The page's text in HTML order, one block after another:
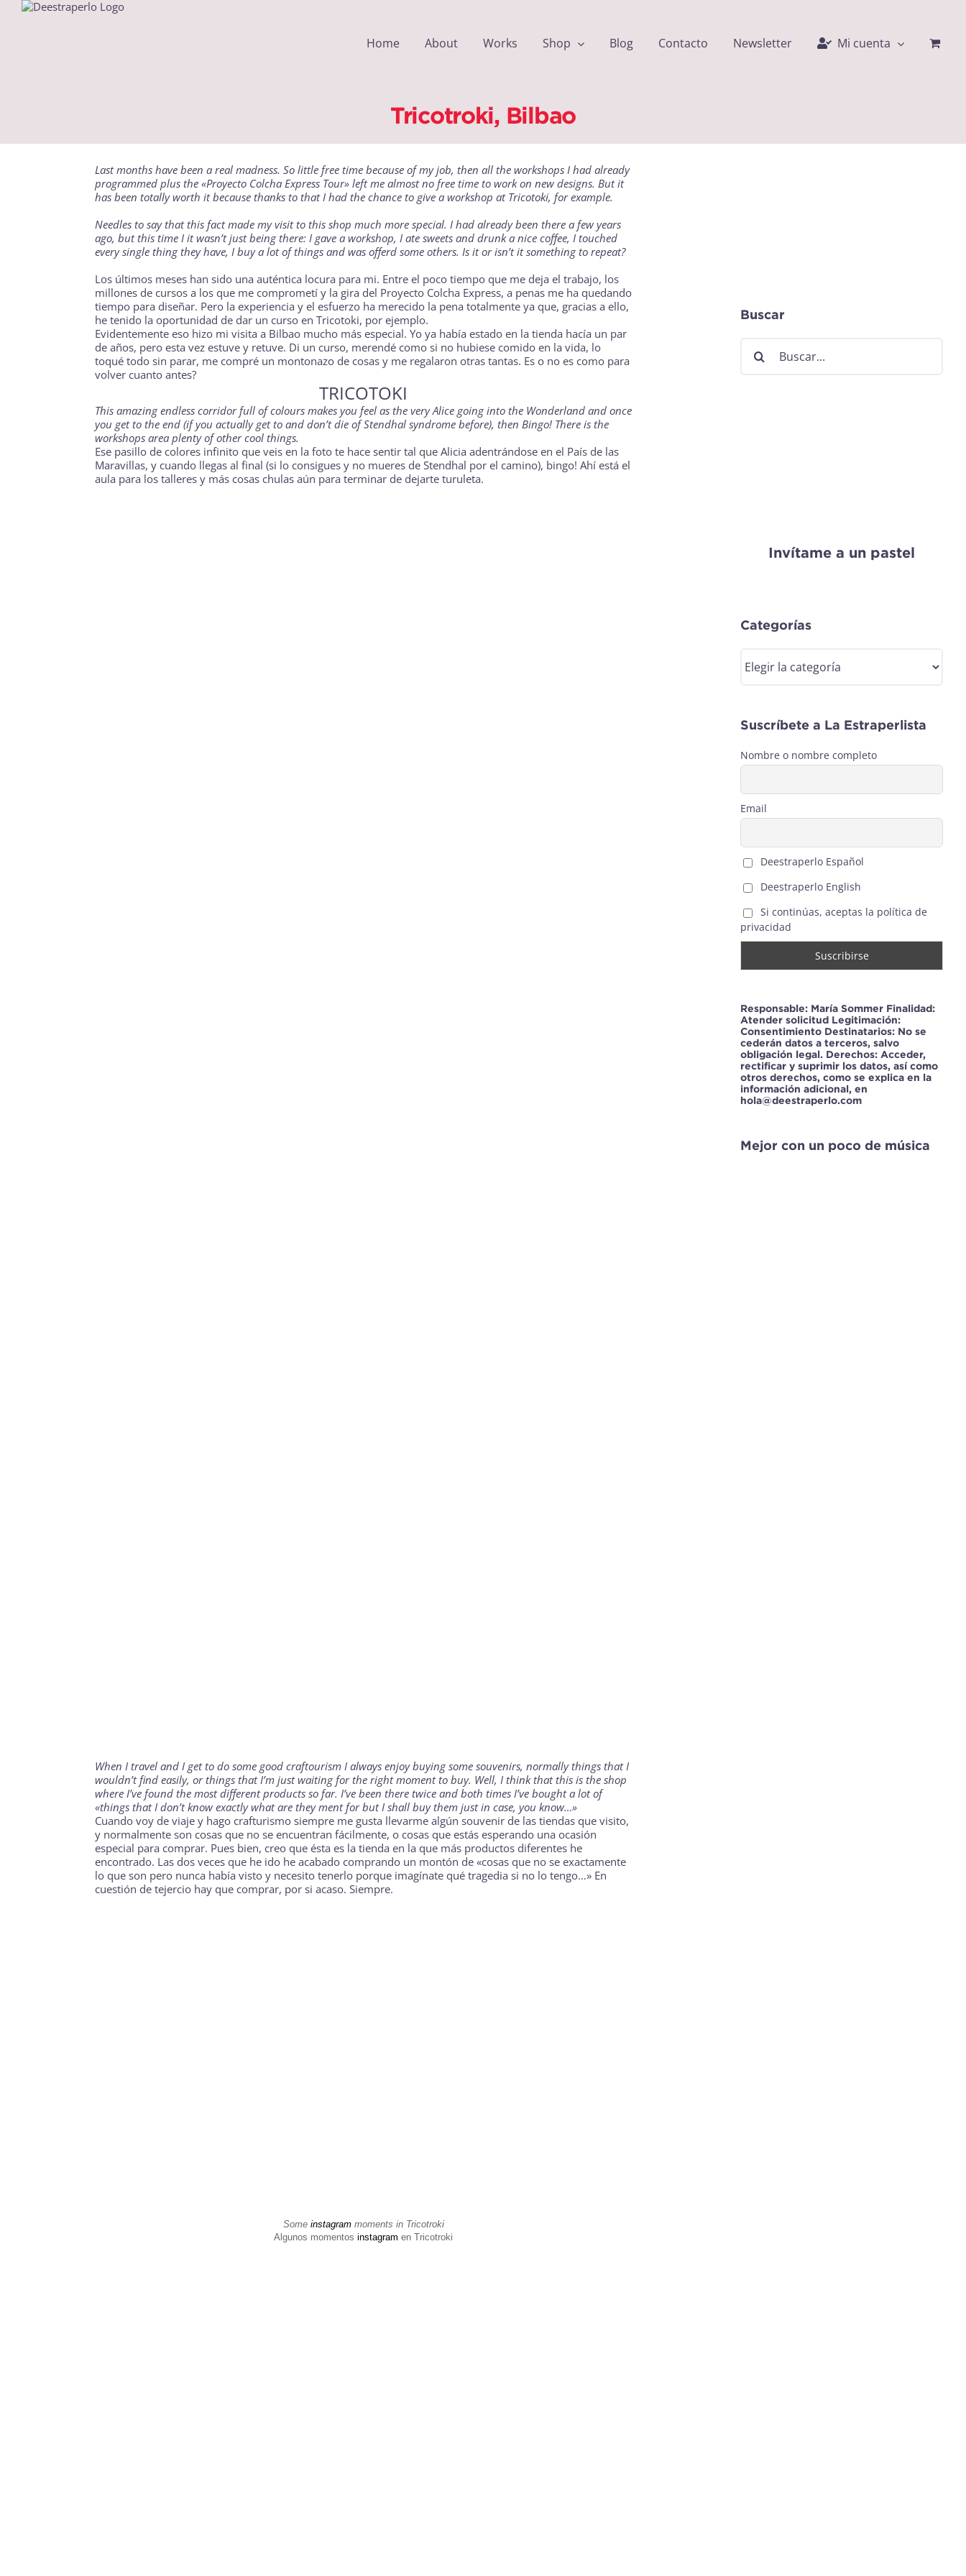
Saltar
Home About Works Shop Blog Contacto Newsletter Mi cuenta
Tricotroki, Bilbao
Last months have been a real madness. So little free time because of my job, then all the workshops I had already
programmed plus the «Proyecto Colcha Express Tour» left me almost no free time to work on new designs. But it
has been totally worth it because thanks to that I had the chance to give a workshop at Tricotoki, for example.
Needles to say that this fact made my visit to this shop much more special. I had already been there a few years
ago, but this time I it wasn’t just being there: I gave a workshop, I ate sweets and drunk a nice coffee, I touched
every single thing they have, I buy a lot of things and was offerd some others. Is it or isn’t it something to repeat?
Los últimos meses han sido una auténtica locura para mi. Entre el poco tiempo que me deja el trabajo, los
millones de cursos a los que me comprometí y la gira del Proyecto Colcha Express, a penas me ha quedando
tiempo para diseñar. Pero la experiencia y el esfuerzo ha merecido la pena totalmente ya que, gracias a ello,
he tenido la oportunidad de dar un curso en Tricotoki, por ejemplo.
Evidentemente eso hizo mi visita a Bilbao mucho más especial. Yo ya había estado en la tienda hacía un par
de años, pero esta vez estuve y retuve. Di un curso, merendé como si no hubiese comido en la vida, lo
toqué todo sin parar, me compré un montonazo de cosas y me regalaron otras tantas. Es o no es como para
volver cuanto antes?
TRICOTOKI
This amazing endless corridor full of colours makes you feel as the very Alice going into the Wonderland and once
you get to the end (if you actually get to and don’t die of Stendhal syndrome before), then Bingo! There is the
workshops area plenty of other cool things.
Ese pasillo de colores infinito que veis en la foto te hace sentir tal que Alicia adentrándose en el País de las
Maravillas, y cuando llegas al final (si lo consigues y no mueres de Stendhal por el camino), bingo! Ahí está el
aula para los talleres y más cosas chulas aún para terminar de dejarte turuleta.
When I travel and I get to do some good craftourism I always enjoy buying some souvenirs, normally things that I
wouldn’t find easily, or things that I’m just waiting for the right moment to buy. Well, I think that this is the shop
where I’ve found the most different products so far. I’ve been there twice and both times I’ve bought a lot of
«things that I don’t know exactly what are they ment for but I shall buy them just in case, you know…»
Cuando voy de viaje y hago crafturismo siempre me gusta llevarme algún souvenir de las tiendas que visito,
y normalmente son cosas que no se encuentran fácilmente, o cosas que estás esperando una ocasión
especial para comprar. Pues bien, creo que ésta es la tienda en la que más productos diferentes he
encontrado. Las dos veces que he ido he acabado comprando un montón de «cosas que no se exactamente
lo que son pero nunca había visto y necesito tenerlo porque imagínate qué tragedia si no lo tengo…» En
cuestión de tejercio hay que comprar, por si acaso. Siempre.
Some instagram moments in Tricotroki
Algunos momentosinstagramen Tricotroki
Buscar
Invítame a un pastel
Categorías
Suscríbete a La Estraperlista
Nombre o nombre completo
Email
Deestraperlo Español
Deestraperlo English
Si continúas, aceptas la política de
privacidad
Responsable: María Sommer Finalidad:
Atender solicitud Legitimación:
Consentimiento Destinatarios: No se
cederán datos a terceros, salvo
obligación legal. Derechos: Acceder,
rectificar y suprimir los datos, así como
otros derechos, como se explica en la
información adicional, en
hola@deestraperlo.com
Mejor con un poco de música